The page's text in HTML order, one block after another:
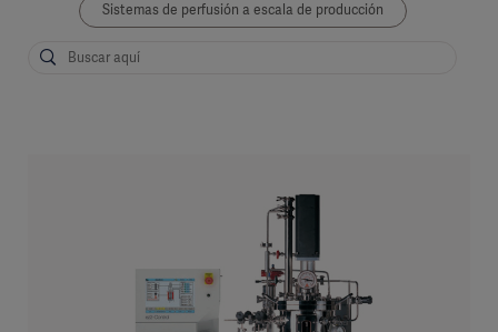
Sistemas de perfusión a escala de producción